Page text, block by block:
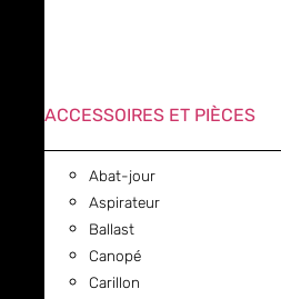
ACCESSOIRES ET PIÈCES
Abat-jour
Aspirateur
Ballast
Canopé
Carillon